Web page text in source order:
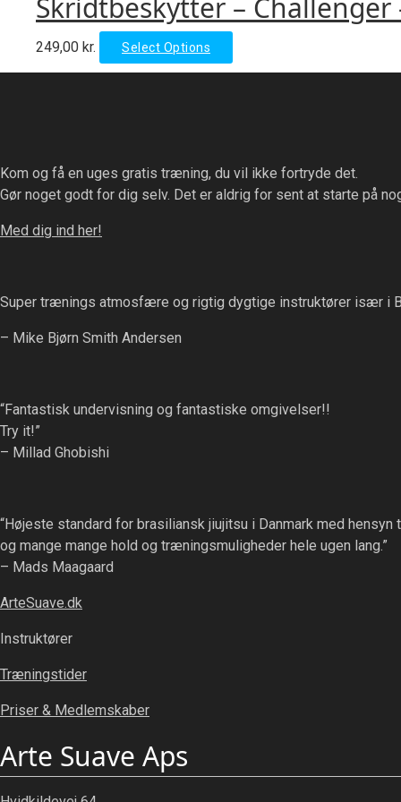
page
be
chosen
multiple
variants.
options
the
product
Skridtbeskytter – Challenger
249,00 kr. Select Options
product
options
may
product
Kom og få en uges gratis træning, du vil ikke fortryde det.
Gør noget godt for dig selv. Det er aldrig for sent at starte på
Med dig ind her!
Super trænings atmosfære og rigtig dygtige instruktører især i
– Mike Bjørn Smith Andersen
“Fantastisk undervisning og fantastiske omgivelser!!
Try it!”
– Millad Ghobishi
“Højeste standard for brasiliansk jiujitsu i Danmark med
og mange mange hold og træningsmuligheder hele ugen lang.”
– Mads Maagaard
ArteSuave.dk
Instruktører
Træningstider
Priser & Medlemskaber
Arte Suave Aps